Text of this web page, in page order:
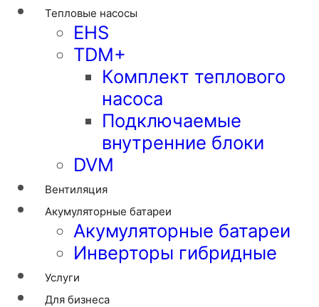
Тепловые насосы
EHS
TDM+
Комплект теплового
насоса
Подключаемые
внутренние блоки
DVM
Вентиляция
Акумуляторные батареи
Акумуляторные батареи
Инверторы гибридные
Услуги
Для бизнеса